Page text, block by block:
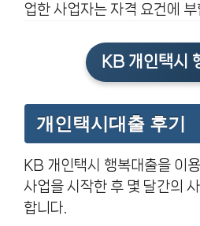
업한 사업자는 자격 요건에 부
KB 개인택시
개인택시대출 후기
KB 개인택시 행복대출을 이
사업을 시작한 후 몇 달간의
합니다.